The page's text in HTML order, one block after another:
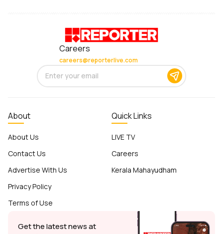
Careers
careers@reporterlive.com
About
About Us
Contact Us
Advertise With Us
Privacy Policy
Terms of Use
Quick Links
LIVE TV
Careers
Kerala Mahayudham
Get the latest news at